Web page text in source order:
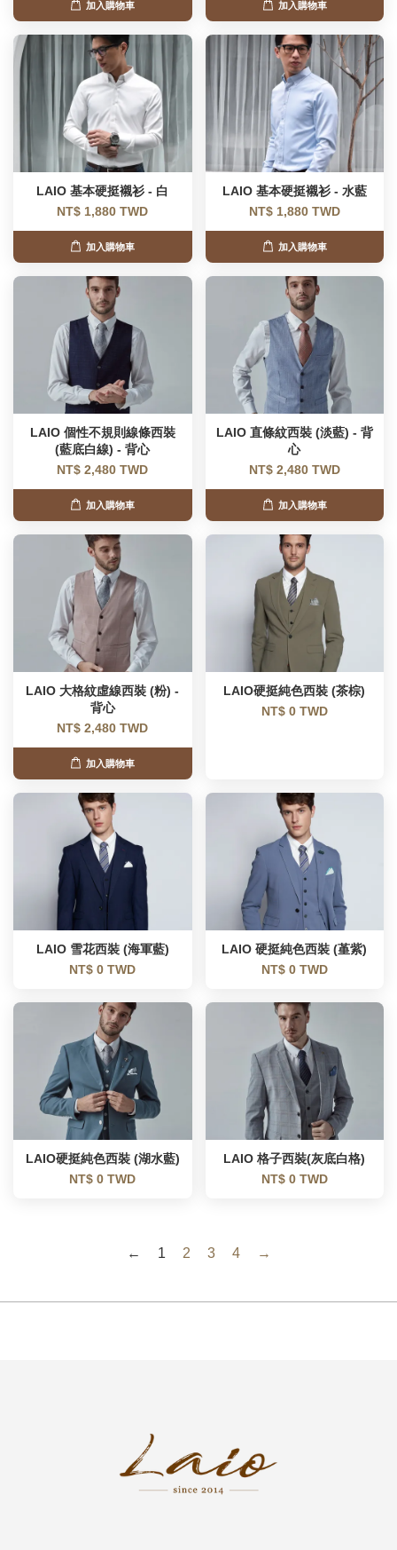
加入購物車 加入購物車
LAIO 基本硬挺襯衫 - 白
NT$ 1,880 TWD
加入購物車
LAIO 基本硬挺襯衫 - 水藍
NT$ 1,880 TWD
加入購物車
LAIO 個性不規則線條西裝
(藍底白線) - 背心
NT$ 2,480 TWD
加入購物車
LAIO 直條紋西裝 (淡藍) - 背
心
NT$ 2,480 TWD
加入購物車
LAIO 大格紋虛線西裝 (粉) -
背心
NT$ 2,480 TWD
加入購物車
LAIO硬挺純色西裝 (茶棕)
NT$ 0 TWD
LAIO 雪花西裝 (海軍藍)
NT$ 0 TWD
LAIO 硬挺純色西裝 (堇紫)
NT$ 0 TWD
LAIO硬挺純色西裝 (湖水藍)
NT$ 0 TWD
LAIO 格子西裝(灰底白格)
NT$ 0 TWD
← 1 2 3 4 →